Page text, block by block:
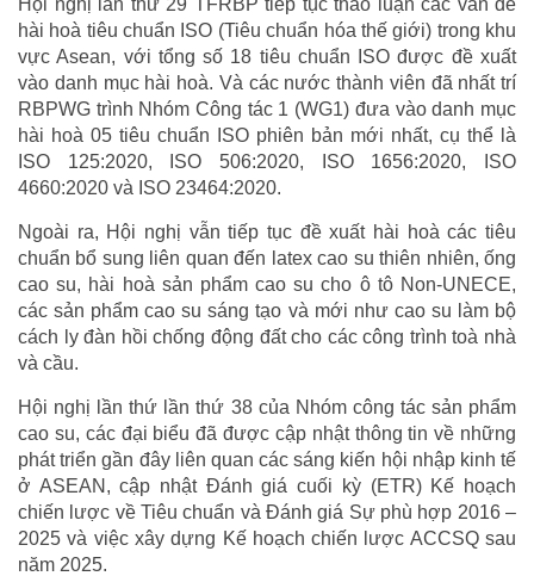
hài hoà tiêu chuẩn ISO (Tiêu chuẩn hóa thế giới) trong khu
vực Asean, với tổng số 18 tiêu chuẩn ISO được đề xuất
vào danh mục hài hoà. Và các nước thành viên đã nhất trí
RBPWG trình Nhóm Công tác 1 (WG1) đưa vào danh mục
hài hoà 05 tiêu chuẩn ISO phiên bản mới nhất, cụ thể là
ISO 125:2020, ISO 506:2020, ISO 1656:2020, ISO
4660:2020 và ISO 23464:2020.
Ngoài ra, Hội nghị vẫn tiếp tục đề xuất hài hoà các tiêu
chuẩn bổ sung liên quan đến latex cao su thiên nhiên, ống
cao su, hài hoà sản phẩm cao su cho ô tô Non-UNECE,
các sản phẩm cao su sáng tạo và mới như cao su làm bộ
cách ly đàn hồi chống động đất cho các công trình toà nhà
và cầu.
Hội nghị lần thứ lần thứ 38 của Nhóm công tác sản phẩm
cao su, các đại biểu đã được cập nhật thông tin về những
phát triển gần đây liên quan các sáng kiến hội nhập kinh tế
ở ASEAN, cập nhật Đánh giá cuối kỳ (ETR) Kế hoạch
chiến lược về Tiêu chuẩn và Đánh giá Sự phù hợp 2016 –
2025 và việc xây dựng Kế hoạch chiến lược ACCSQ sau
năm 2025.